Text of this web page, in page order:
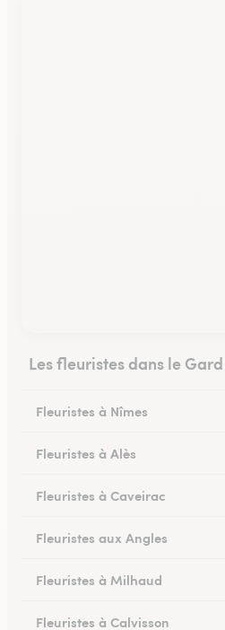
Les fleuristes dans le
Fleuristes à Nîmes
Fleuristes à Alès
Fleuristes à Caveirac
Fleuristes aux Angles
Fleuristes à Milhaud
Fleuristes à Calvisson